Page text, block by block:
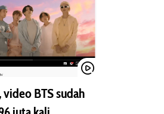
video BTS sudah